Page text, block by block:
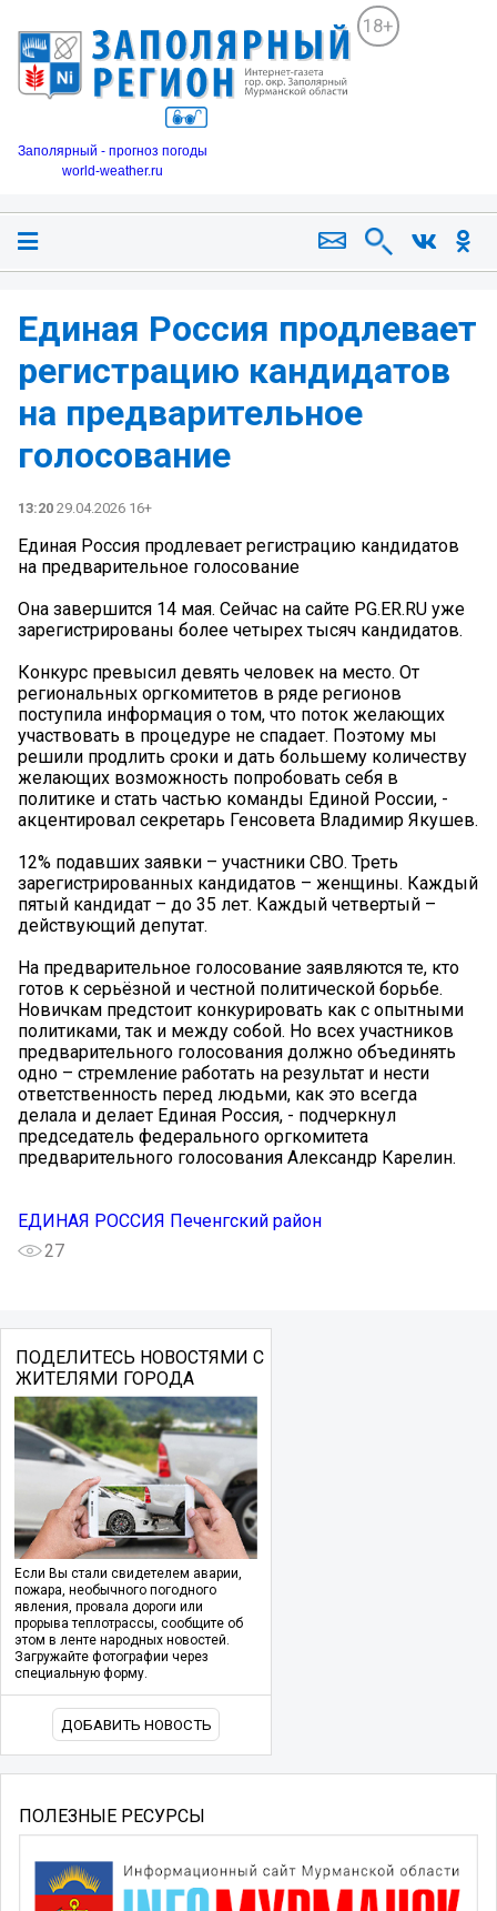
18+
Заполярный - прогноз погоды
world-weather.ru
Единая Россия продлевает
регистрацию кандидатов
на предварительное
голосование
13:20 29.04.2026 16+
Единая Россия продлевает регистрацию кандидатов
на предварительное голосование
Она завершится 14 мая. Сейчас на сайте PG.ER.RU уже
зарегистрированы более четырех тысяч кандидатов.
Конкурс превысил девять человек на место. От
региональных оргкомитетов в ряде регионов
поступила информация о том, что поток желающих
участвовать в процедуре не спадает. Поэтому мы
решили продлить сроки и дать большему количеству
желающих возможность попробовать себя в
политике и стать частью команды Единой России, -
акцентировал секретарь Генсовета Владимир Якушев.
12% подавших заявки – участники СВО. Треть
зарегистрированных кандидатов – женщины. Каждый
пятый кандидат – до 35 лет. Каждый четвертый –
действующий депутат.
На предварительное голосование заявляются те, кто
готов к серьёзной и честной политической борьбе.
Новичкам предстоит конкурировать как с опытными
политиками, так и между собой. Но всех участников
предварительного голосования должно объединять
одно – стремление работать на результат и нести
ответственность перед людьми, как это всегда
делала и делает Единая Россия, - подчеркнул
председатель федерального оргкомитета
предварительного голосования Александр Карелин.
ЕДИНАЯ РОССИЯ Печенгский район
27
ПОДЕЛИТЕСЬ НОВОСТЯМИ С
ЖИТЕЛЯМИ ГОРОДА
Если Вы стали свидетелем аварии,
пожара, необычного погодного
явления, провала дороги или
прорыва теплотрассы, сообщите об
этом в ленте народных новостей.
Загружайте фотографии через
специальную форму.
ДОБАВИТЬ НОВОСТЬ
ПОЛЕЗНЫЕ РЕСУРСЫ